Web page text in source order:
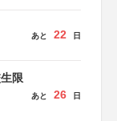
あと 22 日
限
あと 26 日